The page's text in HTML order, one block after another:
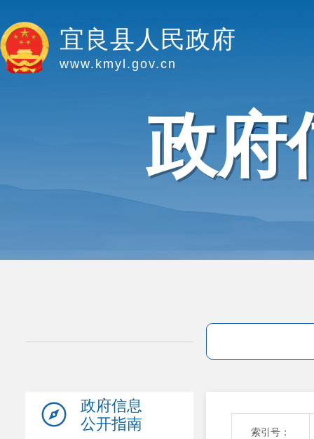
宜良县人民政府
www.kmyl.gov.cn
政府
政府信息
公开指南
索引号：